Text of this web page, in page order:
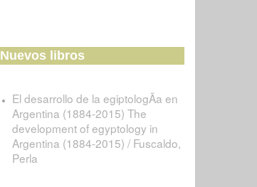
Nuevos libros
El desarrollo de la egiptologÃ­a en
Argentina (1884-2015) The
development of egyptology in
Argentina (1884-2015) / Fuscaldo,
Perla